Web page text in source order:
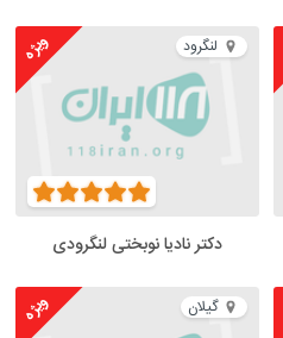
لنگرود ویژه
دکتر نادیا نوبختی لنگرودی
گیلان ویژه